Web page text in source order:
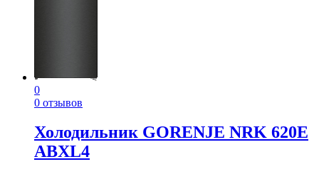
0
0 отзывов
Холодильник GORENJE NRK 620E
ABXL4